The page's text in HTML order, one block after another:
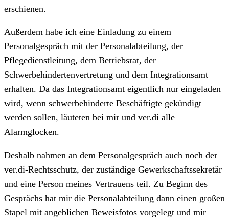
erschienen.
Außerdem habe ich eine Einladung zu einem
Personalgespräch mit der Personalabteilung, der
Pflegedienstleitung, dem Betriebsrat, der
Schwerbehindertenvertretung und dem Integrationsamt
erhalten. Da das Integrationsamt eigentlich nur eingeladen
wird, wenn schwerbehinderte Beschäftigte gekündigt
werden sollen, läuteten bei mir und ver.di alle
Alarmglocken.
Deshalb nahmen an dem Personalgespräch auch noch der
ver.di-Rechtsschutz, der zuständige Gewerkschaftssekretär
und eine Person meines Vertrauens teil. Zu Beginn des
Gesprächs hat mir die Personalabteilung dann einen großen
Stapel mit angeblichen Beweisfotos vorgelegt und mir